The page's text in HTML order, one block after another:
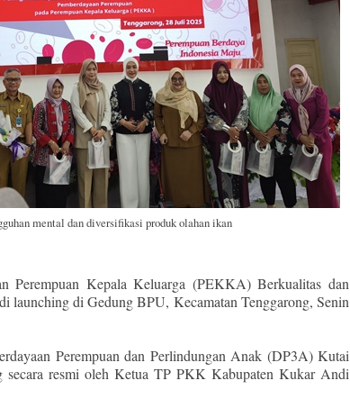
mental dan diversifikasi produk olahan ikan
Perempuan Kepala Keluarga (PEKKA) Berkualitas dan
di Gedung BPU, Kecamatan Tenggarong, Senin
Perempuan dan Perlindungan Anak (DP3A) Kutai
secara resmi oleh Ketua TP PKK Kabupaten Kukar Andi